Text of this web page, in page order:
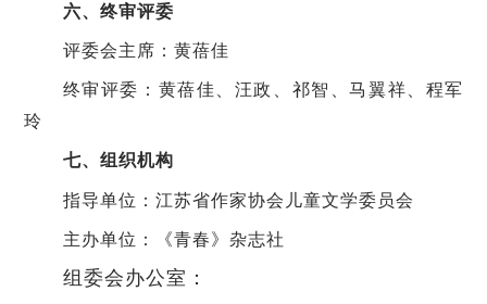
六、终审评委
评委会主席：黄蓓佳
终审评委：黄蓓佳、汪政、祁智、马翼祥、程军
玲
七、组织机构
指导单位：江苏省作家协会儿童文学委员会
主办单位：《青春》杂志社
组委会办公室：